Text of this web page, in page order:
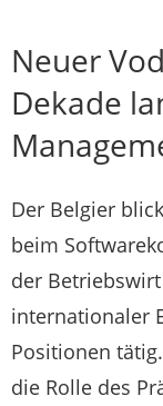
Neuer
Dekade
Der Belgier
beim
der
internationaler
Positionen
die Rolle des